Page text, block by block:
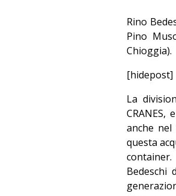
Rino
Pino
Chioggia).
[hidepost]
La
anche
questa
Bedeschi